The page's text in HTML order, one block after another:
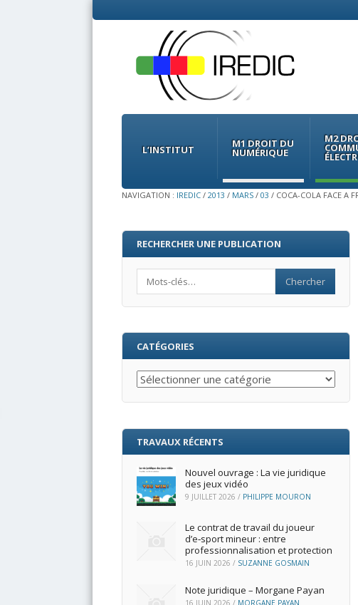
Menu
Skip
contentL’INSTITUT M1 DROIT DU
NUMÉRIQUE
M2
NAVIGATION : IREDIC / 2013 / MARS / 03 / COCA-COLA FACE A
RECHERCHER UNE PUBLICATION
CATÉGORIES
Catégories
TRAVAUX RÉCENTS
Nouvel ouvrage : La vie juridique
des jeux vidéo
9 JUILLET 2026 / PHILIPPE MOURON
Le contrat de travail du joueur
d’e‑sport mineur : entre
professionnalisation et protection
16 JUIN 2026 / SUZANNE GOSMAIN
Note juridique – Morgane Payan
16 JUIN 2026 / MORGANE PAYAN